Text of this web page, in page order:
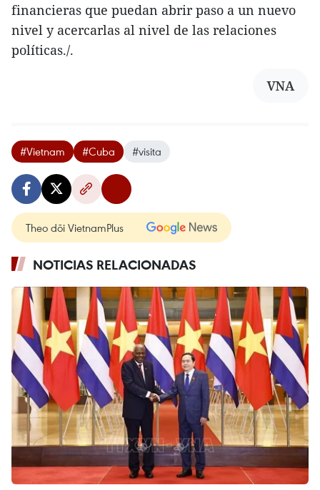
financieras que puedan abrir paso a un nuevo
nivel y acercarlas al nivel de las relaciones
políticas./.
VNA
#Vietnam #Cuba #visita
Theo dõi VietnamPlus
NOTICIAS RELACIONADAS